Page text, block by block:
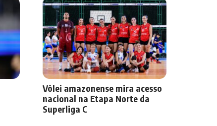
Vôlei amazonense mira acesso
nacional na Etapa Norte da
Superliga C